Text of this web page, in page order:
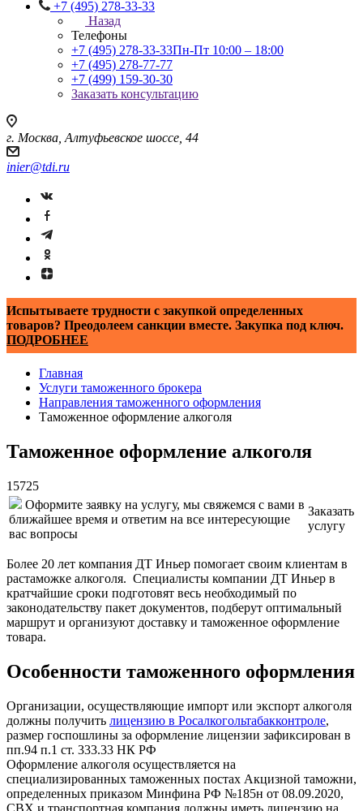
+7 (495) 278-33-33
Назад
Телефоны
+7 (495) 278-33-33Пн-Пт 10:00 – 18:00
+7 (495) 278-77-77
+7 (499) 159-30-30
Заказать консультацию
г. Москва, Алтуфьевское шоссе, 44
inier@tdi.ru
Испытываете трудности с закупкой определенных
товаров? Преодолеем санкции вместе. Закупка под ключ.
ПОДРОБНЕЕ
Главная
Услуги таможенного брокера
Направления таможенного оформления
Таможенное оформление алкоголя
Таможенное оформление алкоголя
15725
Оформите заявку на услугу, мы свяжемся с вами в
ближайшее время и ответим на все интересующие
вас вопросы
Заказать
услугу
Более 20 лет компания ДТ Иньер помогает своим клиентам в
растаможке алкоголя. Специалисты компании ДТ Иньер в
кратчайшие сроки подготовят весь необходимый по
законодательству пакет документов, подберут оптимальный
маршрут и организуют доставку и таможенное оформление
товара.
Особенности таможенного оформления
Организации, осуществляющие импорт или экспорт алкоголя
должны получить лицензию в Росалкогольтабакконтроле,
размер госпошлины за оформление лицензии зафиксирован в
пп.94 п.1 ст. 333.33 НК РФ
Оформление алкоголя осуществляется на
специализированных таможенных постах Акцизной таможни,
определенных приказом Минфина РФ №185н от 08.09.2020,
СВХ и транспортная компания должны иметь лицензию на